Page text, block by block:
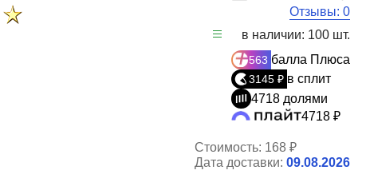
Отзывы: 0
в наличии: 100 шт.
563 балла Плюса
3145 ₽ в сплит
4718 долями
4718 ₽
Стоимость: 168 ₽
Дата доставки: 09.08.2026